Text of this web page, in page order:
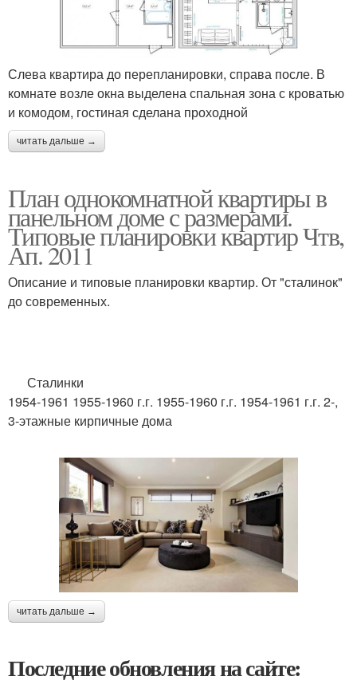
Слева квартира до перепланировки, справа после. В
комнате возле окна выделена спальная зона с кроватью
и комодом, гостиная сделана проходной
читать дальше →
План однокомнатной квартиры в
панельном доме с размерами.
Типовые планировки квартир Чтв,
Ап. 2011
Описание и типовые планировки квартир. От "сталинок"
до современных.
Сталинки
1954-1961 1955-1960 г.г. 1955-1960 г.г. 1954-1961 г.г. 2-,
3-этажные кирпичные дома
читать дальше →
Последние обновления на сайте: